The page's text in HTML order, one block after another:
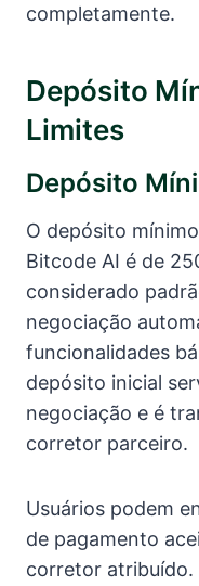
completamente.
Depósito
Limites
Depósito
O depósito
Bitcode AI é de
considerado
negociação
funcionalidades
depósito inicial
negociação e é
corretor parceiro.
Usuários podem
de pagamento
corretor